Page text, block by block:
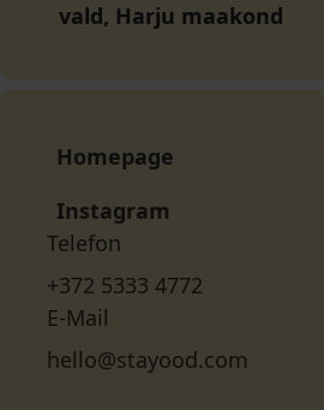
vald, Harju maakond
Homepage
Instagram
Telefon
+372 5333 4772
E-Mail
hello@stayood.com